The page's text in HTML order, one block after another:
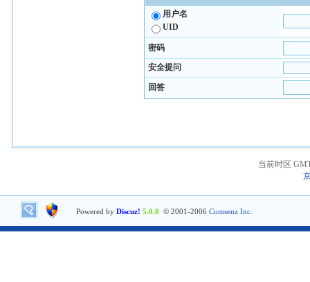
用户名
UID
密码
安全提问
回答
当前时区
Powered by Discuz! 5.0.0 © 2001-2006 Comsenz Inc.